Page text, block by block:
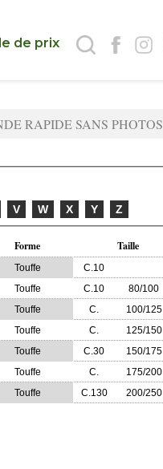
de prix
RAPIDE SANS PHOTOS
V W X Y Z
Forme Taille
Touffe
C.10
Touffe
C.10
80/100
Touffe
C.
100/125
Touffe
C.
125/150
Touffe
C.30
150/175
Touffe
C.
175/200
Touffe
C.130 200/250